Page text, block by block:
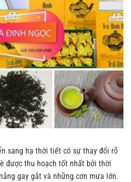
sang hạ thời tiết có sự thay đổi rõ
được thu hoạch tốt nhất bởi thời
gay gắt và những cơn mưa lớn.